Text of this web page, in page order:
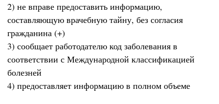
2) не вправе предоставить информацию,
составляющую врачебную тайну, без согласия
гражданина (+)
3) сообщает работодателю код заболевания в
соответствии с Международной классификацией
болезней
4) предоставляет информацию в полном объеме